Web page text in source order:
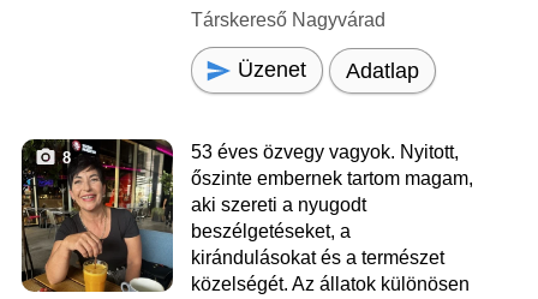
Társkereső Nagyvárad
Üzenet Adatlap
8
53 éves özvegy vagyok. Nyitott,
őszinte embernek tartom magam,
aki szereti a nyugodt
beszélgetéseket, a
kirándulásokat és a természet
közelségét. Az állatok különösen